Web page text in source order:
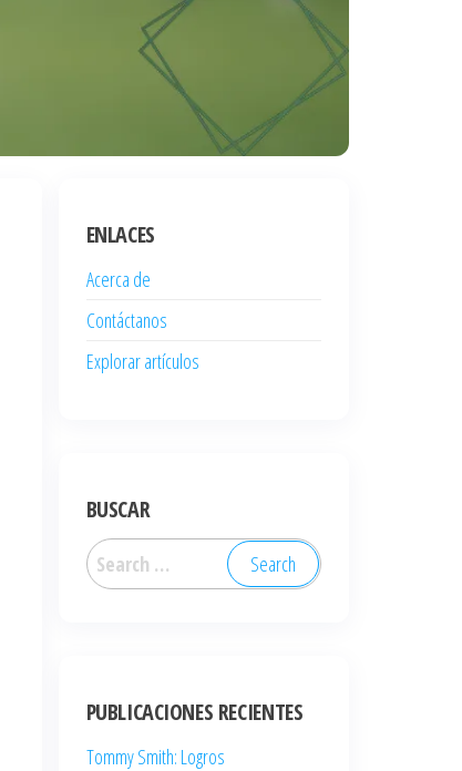
ENLACES
Acerca de
Contáctanos
Explorar artículos
BUSCAR
Search
for:
PUBLICACIONES RECIENTES
Tommy Smith: Logros